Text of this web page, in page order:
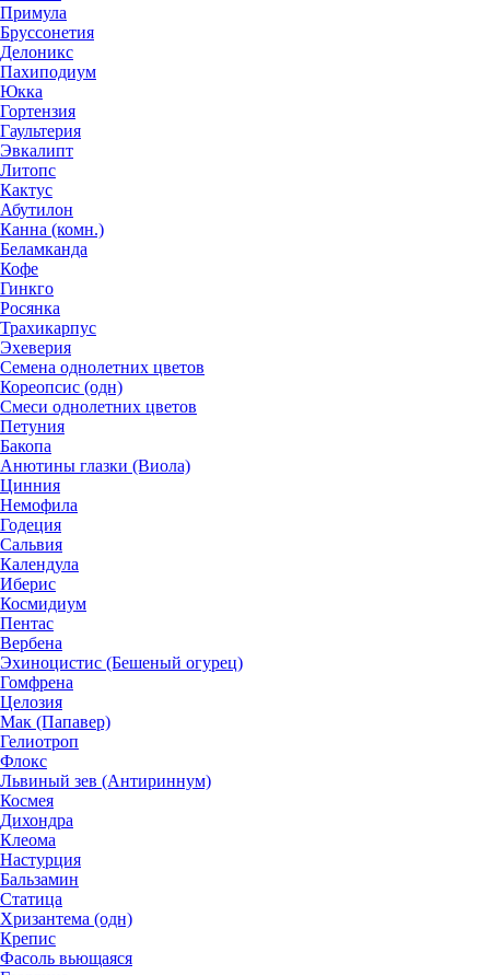
Примула
Бруссонетия
Делоникс
Пахиподиум
Юкка
Гортензия
Гаультерия
Эвкалипт
Литопс
Кактус
Абутилон
Канна (комн.)
Беламканда
Кофе
Гинкго
Росянка
Трахикарпус
Эхеверия
Семена однолетних цветов
Кореопсис (одн)
Смеси однолетних цветов
Петуния
Бакопа
Анютины глазки (Виола)
Цинния
Немофила
Годеция
Сальвия
Календула
Иберис
Космидиум
Пентас
Вербена
Эхиноцистис (Бешеный огурец)
Гомфрена
Целозия
Мак (Папавер)
Гелиотроп
Флокс
Львиный зев (Антириннум)
Космея
Дихондра
Клеома
Настурция
Бальзамин
Статица
Хризантема (одн)
Крепис
Фасоль вьющаяся